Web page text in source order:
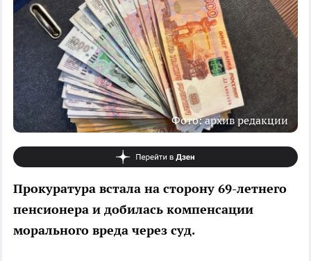
Фото: архив редакции
Прокуратура встала на сторону 69-летнего
пенсионера и добилась компенсации
морального вреда через суд.